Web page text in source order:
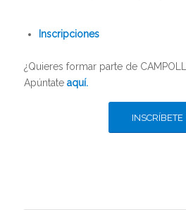
Inscripciones
¿Quieres formar parte de
Apúntate aquí.
INSCRÍBETE